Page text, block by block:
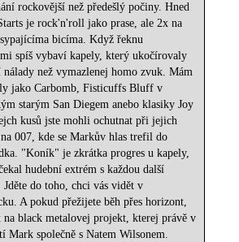
rockovější než předešlý počiny. Hned
je rock'n'roll jako prase, ale 2x na
bicíma. Když řeknu
spíš vybaví kapely, který ukočírovaly
nálady než vymazlenej homo zvuk. Mám
jako Carbomb, Fisticuffs Bluff v
starým San Diegem anebo klasiky Joy
kusů jste mohli ochutnat při jejich
007, kde se Markův hlas trefil do
"Koník" je zkrátka progres u kapely,
hudební extrém s každou další
Jděte do toho, chci vás vidět v
A pokud přežijete běh přes horizont,
na black metalovej projekt, kterej právě v
Mark společně s Natem Wilsonem.